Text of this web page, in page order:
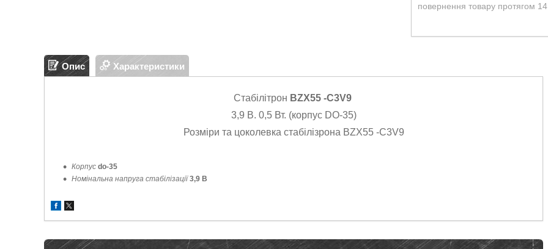
повернення товару протягом
Опис Характеристики
Стабілітрон BZX55 -C3V9
3,9 В. 0,5 Вт. (корпус DO-35)
Розміри та цоколевка стабілізрона BZX55 -C3V9
Корпус do-35
Номінальна напруга стабілізації3,9 В